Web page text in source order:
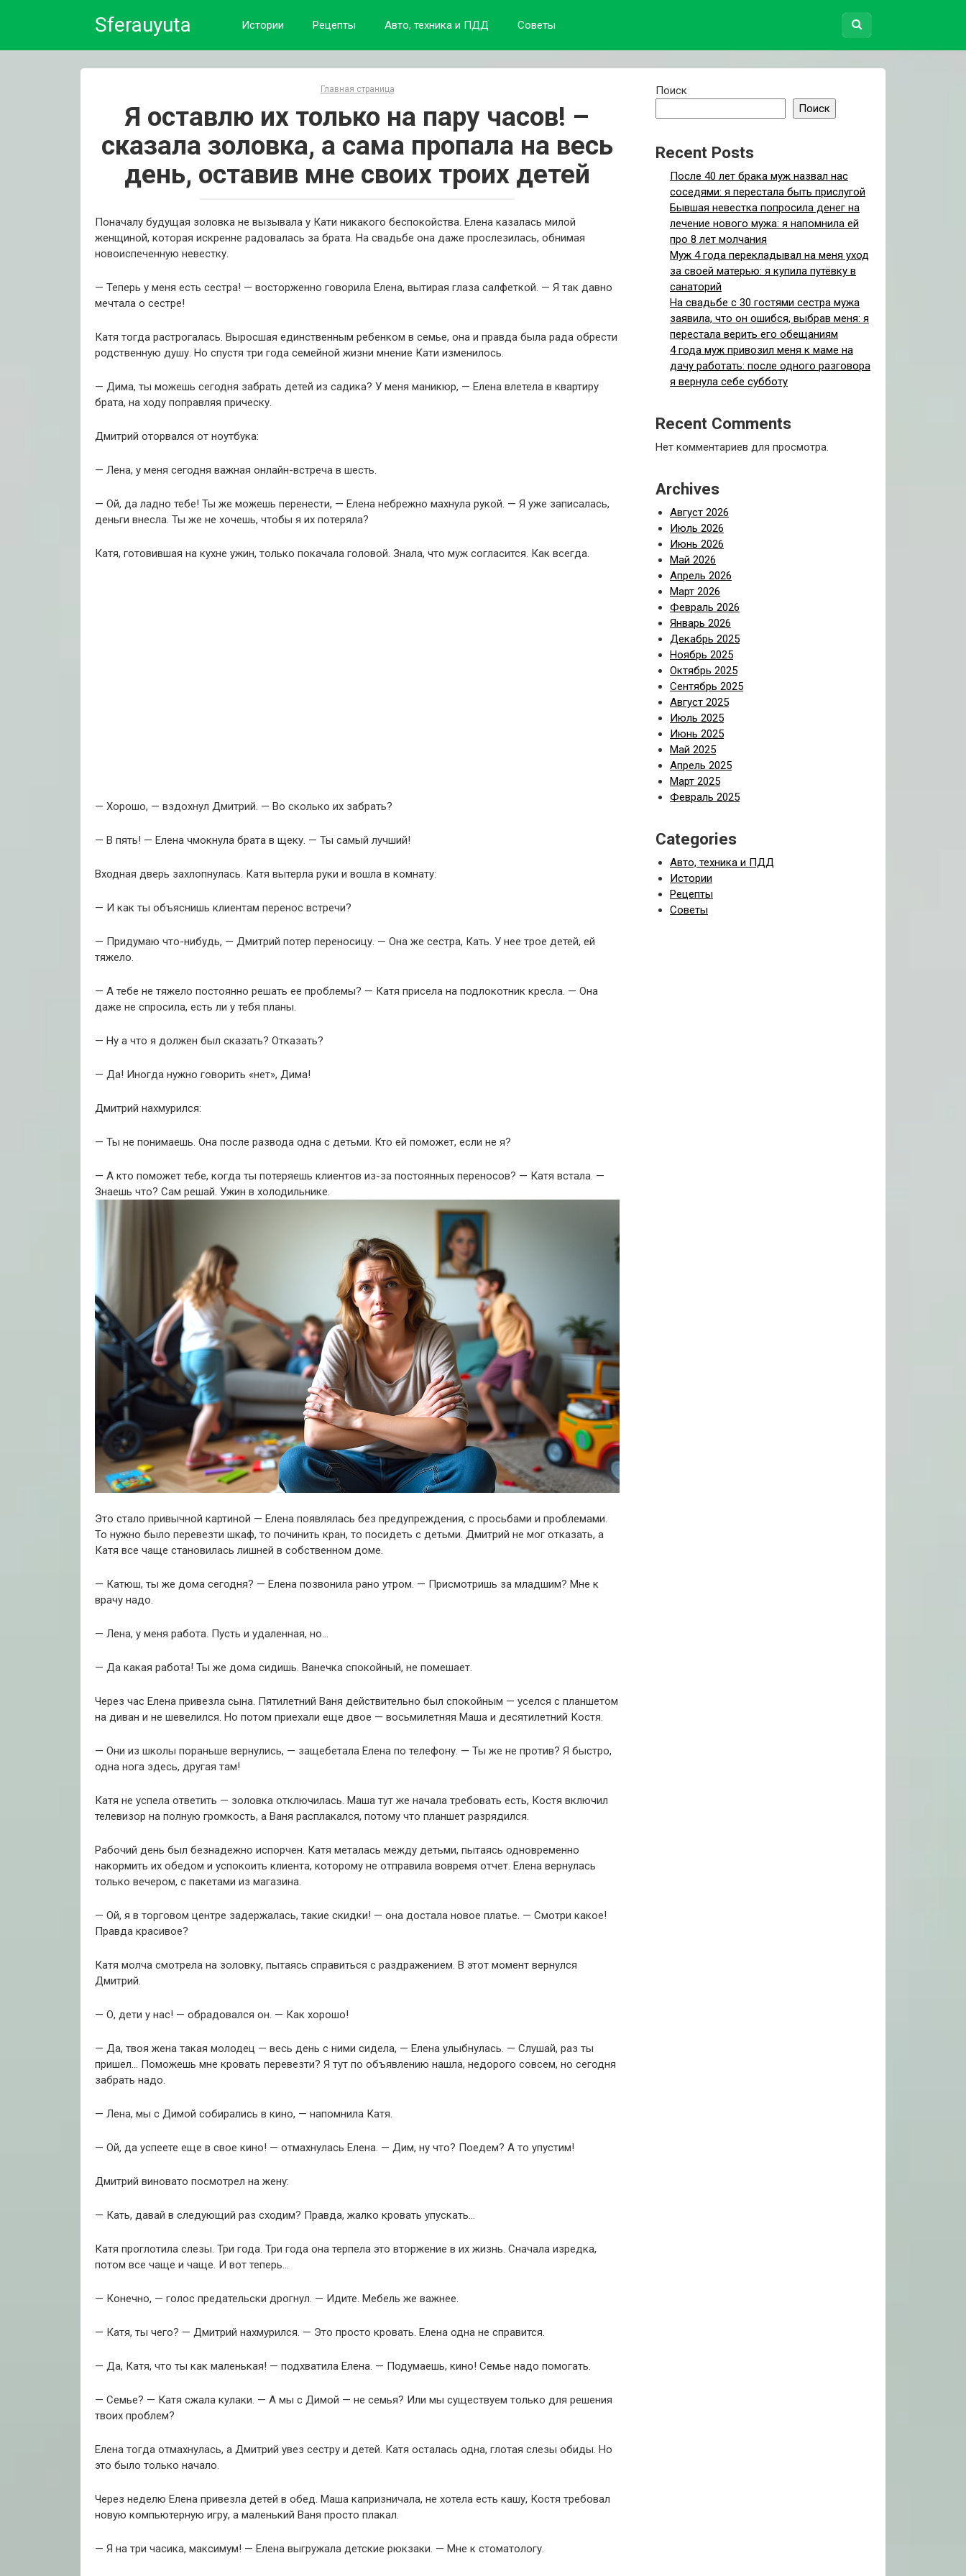
Sferauyuta Истории Рецепты Авто, техника и ПДД Советы
Главная страница
Я оставлю их только на пару часов! –
сказала золовка, а сама пропала на весь
день, оставив мне своих троих детей
Поначалу будущая золовка не вызывала у Кати никакого беспокойства. Елена казалась милой
женщиной, которая искренне радовалась за брата. На свадьбе она даже прослезилась, обнимая
новоиспеченную невестку.
— Теперь у меня есть сестра! — восторженно говорила Елена, вытирая глаза салфеткой. — Я так давно
мечтала о сестре!
Катя тогда растрогалась. Выросшая единственным ребенком в семье, она и правда была рада обрести
родственную душу. Но спустя три года семейной жизни мнение Кати изменилось.
— Дима, ты можешь сегодня забрать детей из садика? У меня маникюр, — Елена влетела в квартиру
брата, на ходу поправляя прическу.
Дмитрий оторвался от ноутбука:
— Лена, у меня сегодня важная онлайн-встреча в шесть.
— Ой, да ладно тебе! Ты же можешь перенести, — Елена небрежно махнула рукой. — Я уже записалась,
деньги внесла. Ты же не хочешь, чтобы я их потеряла?
Катя, готовившая на кухне ужин, только покачала головой. Знала, что муж согласится. Как всегда.
— Хорошо, — вздохнул Дмитрий. — Во сколько их забрать?
— В пять! — Елена чмокнула брата в щеку. — Ты самый лучший!
Входная дверь захлопнулась. Катя вытерла руки и вошла в комнату:
— И как ты объяснишь клиентам перенос встречи?
— Придумаю что-нибудь, — Дмитрий потер переносицу. — Она же сестра, Кать. У нее трое детей, ей
тяжело.
— А тебе не тяжело постоянно решать ее проблемы? — Катя присела на подлокотник кресла. — Она
даже не спросила, есть ли у тебя планы.
— Ну а что я должен был сказать? Отказать?
— Да! Иногда нужно говорить «нет», Дима!
Дмитрий нахмурился:
— Ты не понимаешь. Она после развода одна с детьми. Кто ей поможет, если не я?
— А кто поможет тебе, когда ты потеряешь клиентов из-за постоянных переносов? — Катя встала. —
Знаешь что? Сам решай. Ужин в холодильнике.
Это стало привычной картиной — Елена появлялась без предупреждения, с просьбами и проблемами.
То нужно было перевезти шкаф, то починить кран, то посидеть с детьми. Дмитрий не мог отказать, а
Катя все чаще становилась лишней в собственном доме.
— Катюш, ты же дома сегодня? — Елена позвонила рано утром. — Присмотришь за младшим? Мне к
врачу надо.
— Лена, у меня работа. Пусть и удаленная, но…
— Да какая работа! Ты же дома сидишь. Ванечка спокойный, не помешает.
Через час Елена привезла сына. Пятилетний Ваня действительно был спокойным — уселся с планшетом
на диван и не шевелился. Но потом приехали еще двое — восьмилетняя Маша и десятилетний Костя.
— Они из школы пораньше вернулись, — защебетала Елена по телефону. — Ты же не против? Я быстро,
одна нога здесь, другая там!
Катя не успела ответить — золовка отключилась. Маша тут же начала требовать есть, Костя включил
телевизор на полную громкость, а Ваня расплакался, потому что планшет разрядился.
Рабочий день был безнадежно испорчен. Катя металась между детьми, пытаясь одновременно
накормить их обедом и успокоить клиента, которому не отправила вовремя отчет. Елена вернулась
только вечером, с пакетами из магазина.
— Ой, я в торговом центре задержалась, такие скидки! — она достала новое платье. — Смотри какое!
Правда красивое?
Катя молча смотрела на золовку, пытаясь справиться с раздражением. В этот момент вернулся
Дмитрий.
— О, дети у нас! — обрадовался он. — Как хорошо!
— Да, твоя жена такая молодец — весь день с ними сидела, — Елена улыбнулась. — Слушай, раз ты
пришел… Поможешь мне кровать перевезти? Я тут по объявлению нашла, недорого совсем, но сегодня
забрать надо.
— Лена, мы с Димой собирались в кино, — напомнила Катя.
— Ой, да успеете еще в свое кино! — отмахнулась Елена. — Дим, ну что? Поедем? А то упустим!
Дмитрий виновато посмотрел на жену:
— Кать, давай в следующий раз сходим? Правда, жалко кровать упускать…
Катя проглотила слезы. Три года. Три года она терпела это вторжение в их жизнь. Сначала изредка,
потом все чаще и чаще. И вот теперь…
— Конечно, — голос предательски дрогнул. — Идите. Мебель же важнее.
— Катя, ты чего? — Дмитрий нахмурился. — Это просто кровать. Елена одна не справится.
— Да, Катя, что ты как маленькая! — подхватила Елена. — Подумаешь, кино! Семье надо помогать.
— Семье? — Катя сжала кулаки. — А мы с Димой — не семья? Или мы существуем только для решения
твоих проблем?
Елена тогда отмахнулась, а Дмитрий увез сестру и детей. Катя осталась одна, глотая слезы обиды. Но
это было только начало.
Через неделю Елена привезла детей в обед. Маша капризничала, не хотела есть кашу, Костя требовал
новую компьютерную игру, а маленький Ваня просто плакал.
— Я на три часика, максимум! — Елена выгружала детские рюкзаки. — Мне к стоматологу.
Поиск
Поиск
Recent Posts
После 40 лет брака муж назвал нас
соседями: я перестала быть прислугой
Бывшая невестка попросила денег на
лечение нового мужа: я напомнила ей
про 8 лет молчания
Муж 4 года перекладывал на меня уход
за своей матерью: я купила путёвку в
санаторий
На свадьбе с 30 гостями сестра мужа
заявила, что он ошибся, выбрав меня: я
перестала верить его обещаниям
4 года муж привозил меня к маме на
дачу работать: после одного разговора
я вернула себе субботу
Recent Comments
Нет комментариев для просмотра.
Archives
Август 2026
Июль 2026
Июнь 2026
Май 2026
Апрель 2026
Март 2026
Февраль 2026
Январь 2026
Декабрь 2025
Ноябрь 2025
Октябрь 2025
Сентябрь 2025
Август 2025
Июль 2025
Июнь 2025
Май 2025
Апрель 2025
Март 2025
Февраль 2025
Categories
Авто, техника и ПДД
Истории
Рецепты
Советы